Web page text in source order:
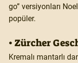
go” versiyonları
popüler.
• Zürcher
Kremalı mantarlı